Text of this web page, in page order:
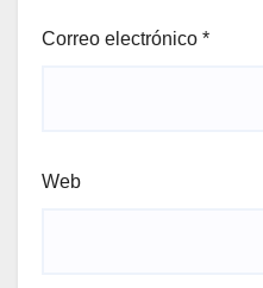
Correo electrónico *
Web